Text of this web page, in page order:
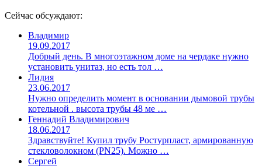
Сейчас обсуждают:
Владимир
19.09.2017
Добрый день. В многоэтажном доме на чердаке нужно
установить унитаз, но есть тол …
Лидия
23.06.2017
Нужно определить момент в основании дымовой трубы
котельной . высота трубы 48 ме …
Геннадий Владимирович
18.06.2017
Здравствуйте! Купил трубу Ростурпласт, армированную
стекловолокном (PN25). Можно …
Сергей